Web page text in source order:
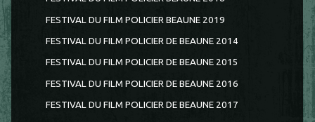
FESTIVAL DU FILM POLICIER BEAUNE 2019
FESTIVAL DU FILM POLICIER DE BEAUNE 2014
FESTIVAL DU FILM POLICIER DE BEAUNE 2015
FESTIVAL DU FILM POLICIER DE BEAUNE 2016
FESTIVAL DU FILM POLICIER DE BEAUNE 2017